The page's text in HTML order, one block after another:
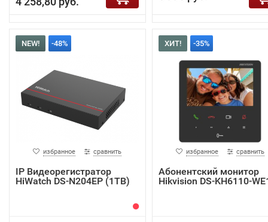
NEW! -48%
избранное сравнить
IP Видеорегистратор
HiWatch DS-N204EP (1TB)
ХИТ! -35%
избранное сравнить
Абонентский монитор
Hikvision DS-KH6110-